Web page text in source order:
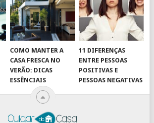
COMO MANTER A
CASA FRESCA NO
VERÃO: DICAS
ESSÊNCIAIS
11 DIFERENÇAS
ENTRE PESSOAS
POSITIVAS E
PESSOAS NEGATIVAS